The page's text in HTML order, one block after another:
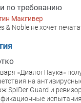
по требованию
Макгивер
& Noble не хочет
«ДиалогНаука»
на
SpIDer Guard и
испытания